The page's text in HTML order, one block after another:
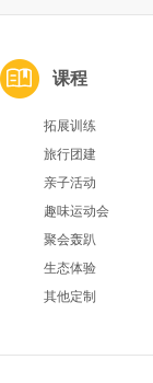
课程
拓展训练
旅行团建
亲子活动
趣味运动会
聚会轰趴
生态体验
其他定制